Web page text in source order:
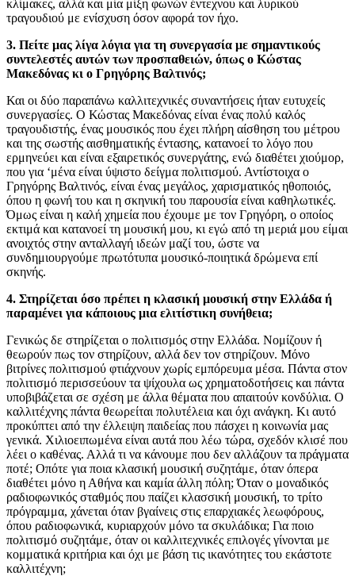
κλίμακες, αλλά και μία μίξη φωνών έντεχνου και λυρικού
τραγουδιού με ενίσχυση όσον αφορά τον ήχο.
3. Πείτε μας λίγα λόγια για τη συνεργασία με σημαντικούς
συντελεστές αυτών των προσπαθειών, όπως ο Κώστας
Μακεδόνας κι ο Γρηγόρης Βαλτινός;
Και οι δύο παραπάνω καλλιτεχνικές συναντήσεις ήταν ευτυχείς
συνεργασίες. Ο Κώστας Μακεδόνας είναι ένας πολύ καλός
τραγουδιστής, ένας μουσικός που έχει πλήρη αίσθηση του μέτρου
και της σωστής αισθηματικής έντασης, κατανοεί το λόγο που
ερμηνεύει και είναι εξαιρετικός συνεργάτης, ενώ διαθέτει χιούμορ,
που για ‘μένα είναι ύψιστο δείγμα πολιτισμού. Αντίστοιχα ο
Γρηγόρης Βαλτινός, είναι ένας μεγάλος, χαρισματικός ηθοποιός,
όπου η φωνή του και η σκηνική του παρουσία είναι καθηλωτικές.
Όμως είναι η καλή χημεία που έχουμε με τον Γρηγόρη, ο οποίος
εκτιμά και κατανοεί τη μουσική μου, κι εγώ από τη μεριά μου είμαι
ανοιχτός στην ανταλλαγή ιδεών μαζί του, ώστε να
συνδημιουργούμε πρωτότυπα μουσικό-ποιητικά δρώμενα επί
σκηνής.
4. Στηρίζεται όσο πρέπει η κλασική μουσική στην Ελλάδα ή
παραμένει για κάποιους μια ελιτίστικη συνήθεια;
Γενικώς δε στηρίζεται ο πολιτισμός στην Ελλάδα. Νομίζουν ή
θεωρούν πως τον στηρίζουν, αλλά δεν τον στηρίζουν. Μόνο
βιτρίνες πολιτισμού φτιάχνουν χωρίς εμπόρευμα μέσα. Πάντα στον
πολιτισμό περισσεύουν τα ψίχουλα ως χρηματοδοτήσεις και πάντα
υποβιβάζεται σε σχέση με άλλα θέματα που απαιτούν κονδύλια. Ο
καλλιτέχνης πάντα θεωρείται πολυτέλεια και όχι ανάγκη. Κι αυτό
προκύπτει από την έλλειψη παιδείας που πάσχει η κοινωνία μας
γενικά. Χιλιοειπωμένα είναι αυτά που λέω τώρα, σχεδόν κλισέ που
λέει ο καθένας. Αλλά τι να κάνουμε που δεν αλλάζουν τα πράγματα
ποτέ; Οπότε για ποια κλασική μουσική συζητάμε, όταν όπερα
διαθέτει μόνο η Αθήνα και καμία άλλη πόλη; Όταν ο μοναδικός
ραδιοφωνικός σταθμός που παίζει κλασσική μουσική, το τρίτο
πρόγραμμα, χάνεται όταν βγαίνεις στις επαρχιακές λεωφόρους,
όπου ραδιοφωνικά, κυριαρχούν μόνο τα σκυλάδικα; Για ποιο
πολιτισμό συζητάμε, όταν οι καλλιτεχνικές επιλογές γίνονται με
κομματικά κριτήρια και όχι με βάση τις ικανότητες του εκάστοτε
καλλιτέχνη;